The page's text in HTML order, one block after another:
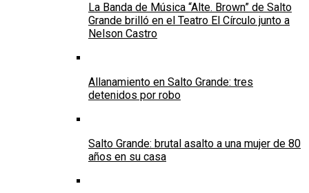
La Banda de Música “Alte. Brown” de Salto
Grande brilló en el Teatro El Círculo junto a
Nelson Castro
Allanamiento en Salto Grande: tres
detenidos por robo
Salto Grande: brutal asalto a una mujer de 80
años en su casa